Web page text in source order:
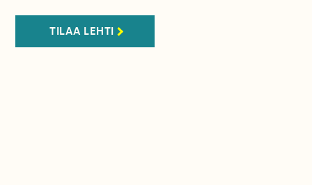
TILAA LEHTI